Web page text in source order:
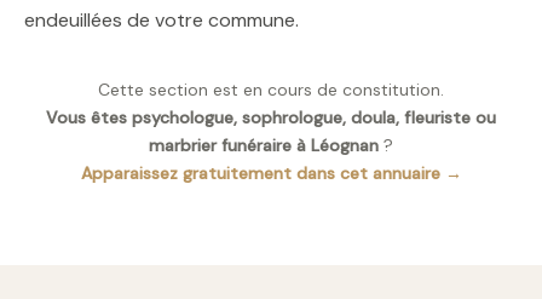
endeuillées de votre commune.
Cette section est en cours de constitution.
Vous êtes psychologue, sophrologue, doula, fleuriste ou
marbrier funéraire à Léognan ?
Apparaissez gratuitement dans cet annuaire →